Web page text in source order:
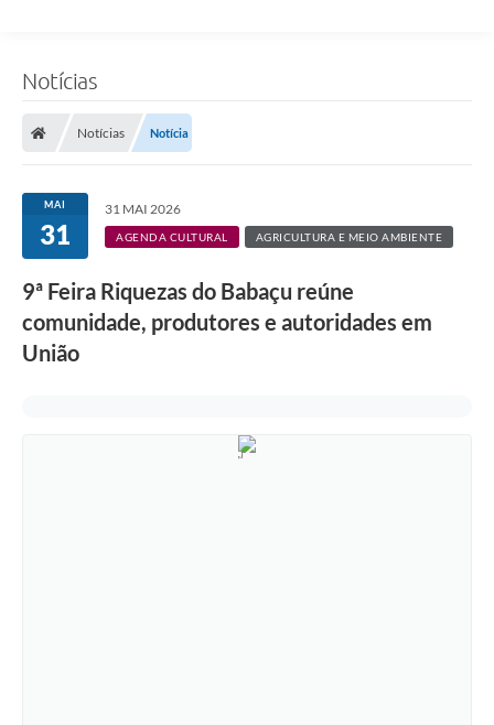
Notícias
Notícias Notícia
MAI
31
31 MAI 2026
AGENDA CULTURAL AGRICULTURA E MEIO AMBIENTE
9ª Feira Riquezas do Babaçu reúne
comunidade, produtores e autoridades em
União